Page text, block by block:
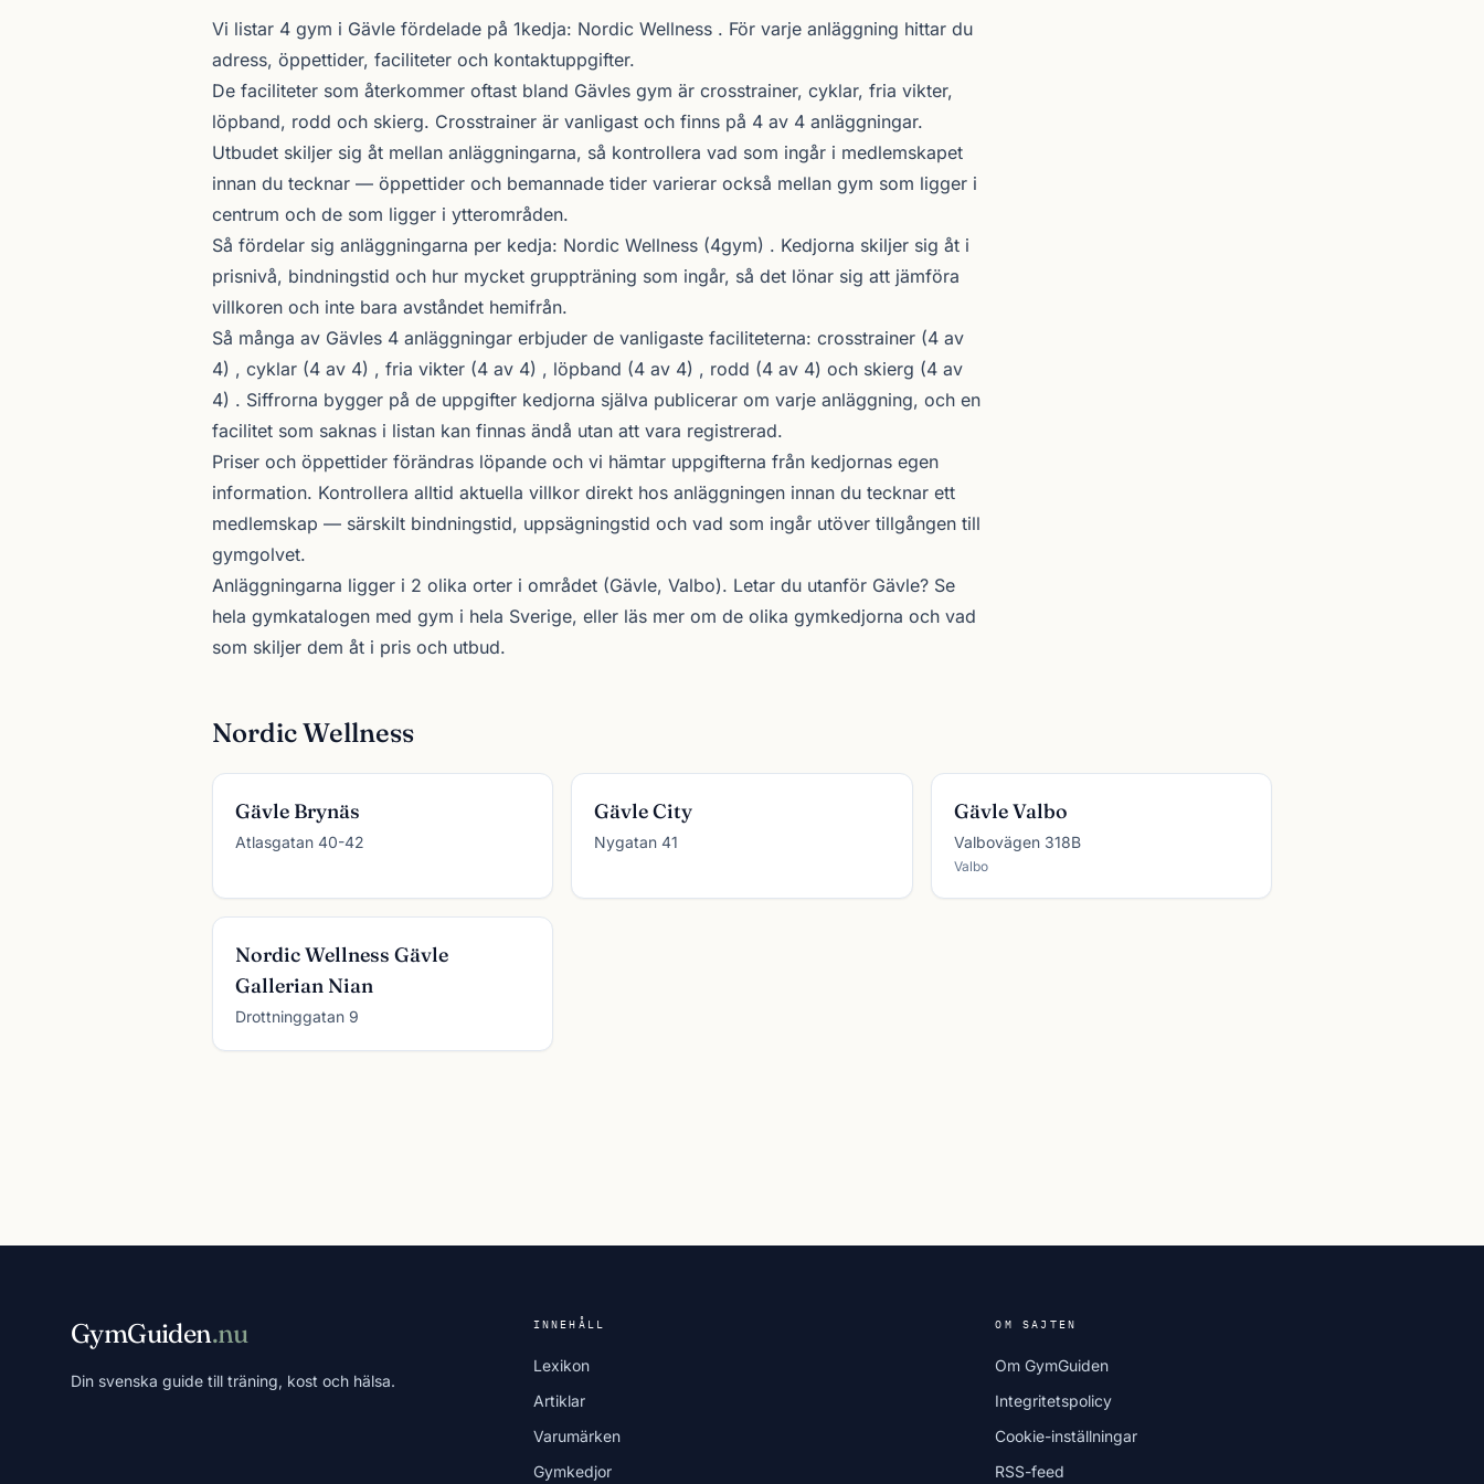
Om gymutbudet i Gävle
Vi listar 4 gym i Gävle fördelade på 1kedja: Nordic Wellness . För varje anläggning hittar du
adress, öppettider, faciliteter och kontaktuppgifter.
De faciliteter som återkommer oftast bland Gävles gym är crosstrainer, cyklar, fria vikter,
löpband, rodd och skierg. Crosstrainer är vanligast och finns på 4 av 4 anläggningar.
Utbudet skiljer sig åt mellan anläggningarna, så kontrollera vad som ingår i medlemskapet
innan du tecknar — öppettider och bemannade tider varierar också mellan gym som ligger i
centrum och de som ligger i ytterområden.
Så fördelar sig anläggningarna per kedja: Nordic Wellness (4gym) . Kedjorna skiljer sig åt i
prisnivå, bindningstid och hur mycket gruppträning som ingår, så det lönar sig att jämföra
villkoren och inte bara avståndet hemifrån.
Så många av Gävles 4 anläggningar erbjuder de vanligaste faciliteterna: crosstrainer (4 av
4) , cyklar (4 av 4) , fria vikter (4 av 4) , löpband (4 av 4) , rodd (4 av 4) och skierg (4 av
4) . Siffrorna bygger på de uppgifter kedjorna själva publicerar om varje anläggning, och en
facilitet som saknas i listan kan finnas ändå utan att vara registrerad.
Priser och öppettider förändras löpande och vi hämtar uppgifterna från kedjornas egen
information. Kontrollera alltid aktuella villkor direkt hos anläggningen innan du tecknar ett
medlemskap — särskilt bindningstid, uppsägningstid och vad som ingår utöver tillgången till
gymgolvet.
Anläggningarna ligger i 2 olika orter i området (Gävle, Valbo). Letar du utanför Gävle? Se
hela gymkatalogen med gym i hela Sverige, eller läs mer om de olika gymkedjorna och vad
som skiljer dem åt i pris och utbud.
Nordic Wellness
Gävle Brynäs
Atlasgatan 40-42
Gävle City
Nygatan 41
Gävle Valbo
Valbovägen 318B
Valbo
Nordic Wellness Gävle
Gallerian Nian
Drottninggatan 9
GymGuiden.nu
Din svenska guide till träning, kost och hälsa.
INNEHÅLL
Lexikon
Artiklar
Varumärken
Gymkedjor
OM SAJTEN
Om GymGuiden
Integritetspolicy
Cookie-inställningar
RSS-feed